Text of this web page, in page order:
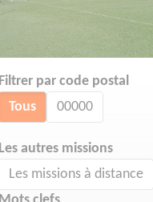
Filtrer par code postal
Tous 00000
Les autres missions
Les missions à distance